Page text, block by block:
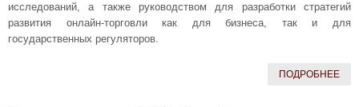
исследований, а также руководством для разработки стратегий
развития онлайн-торговли как для бизнеса, так и для
государственных регуляторов.
ПОДРОБНЕЕ